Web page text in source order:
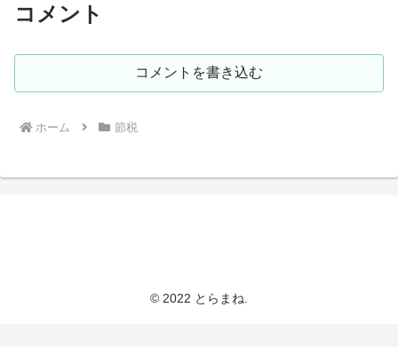
コメント
コメントを書き込む
ホーム 節税
© 2022 とらまね.